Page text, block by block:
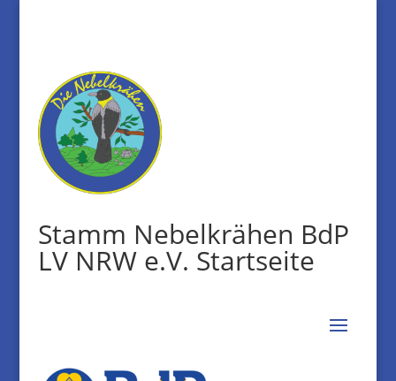
Stamm Nebelkrähen BdP
LV NRW e.V. Startseite